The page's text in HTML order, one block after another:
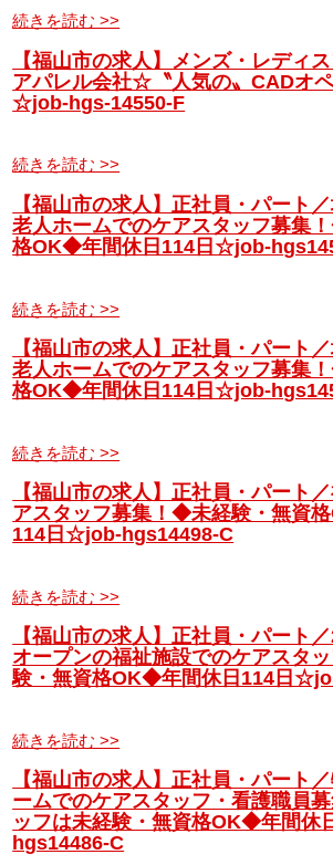
続きを読む >>
【福山市の求人】メンズ・レディ
アパレル会社☆〝人気の〟CADオペ
☆job-hgs-14550-F
続きを読む >>
【福山市の求人】正社員・パート
老人ホームでのケアスタッフ募集
格OK◆年間休日114日☆job-
続きを読む >>
【福山市の求人】正社員・パート
老人ホームでのケアスタッフ募集
格OK◆年間休日114日☆job-
続きを読む >>
【福山市の求人】正社員・パート
アスタッフ募集！◆未経験・無資
114日☆job-hgs14498-C
続きを読む >>
【福山市の求人】正社員・パート
オープンの福祉施設でのケアスタ
験・無資格OK◆年間休日114日
続きを読む >>
【福山市の求人】正社員・パート
ームでのケアスタッフ・看護職員
ッフは未経験・無資格OK◆年間
hgs14486-C